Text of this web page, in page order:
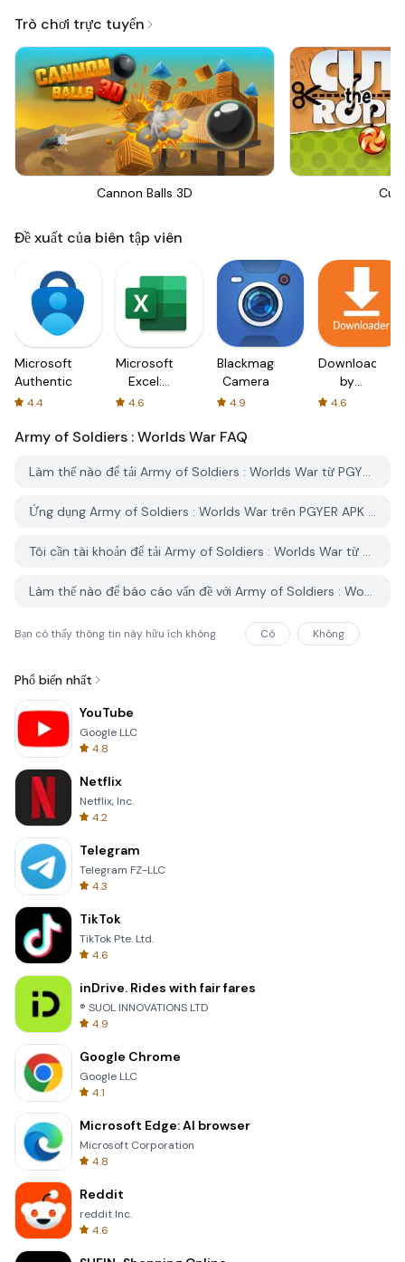
Trò chơi trực tuyến
Cannon Balls 3D Cut
Đề xuất của biên tập viên
Microsoft
Authenticator
4.4
Microsoft
Excel:
Spreadsheets
4.6
Blackmagic
Camera
4.9
Downloader
by
AFTVnews
4.6
Army of Soldiers : Worlds War FAQ
Làm thế nào để tải Army of Soldiers : Worlds War từ PGYER APK HUB?
Ứng dụng Army of Soldiers : Worlds War trên PGYER APK HUB có miễn phí không?
Tôi cần tài khoản để tải Army of Soldiers : Worlds War từ PGYER APK HUB không?
Làm thế nào để báo cáo vấn đề với Army of Soldiers : Worlds War trên PGYER APK HUB?
Bạn có thấy thông tin này hữu ích không Có Không
Phổ biến nhất
YouTube
Google LLC
4.8
Netflix
Netflix, Inc.
4.2
Telegram
Telegram FZ-LLC
4.3
TikTok
TikTok Pte. Ltd.
4.6
inDrive. Rides with fair fares
® SUOL INNOVATIONS LTD
4.9
Google Chrome
Google LLC
4.1
Microsoft Edge: AI browser
Microsoft Corporation
4.8
Reddit
reddit Inc.
4.6